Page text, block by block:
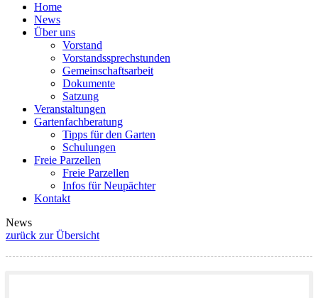
Home
News
Über uns
Vorstand
Vorstandssprechstunden
Gemeinschaftsarbeit
Dokumente
Satzung
Veranstaltungen
Gartenfachberatung
Tipps für den Garten
Schulungen
Freie Parzellen
Freie Parzellen
Infos für Neupächter
Kontakt
News
zurück zur Übersicht